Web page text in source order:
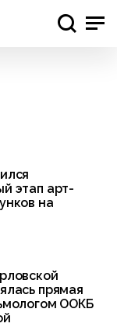
этап арт-
на
прямая
ООКБ